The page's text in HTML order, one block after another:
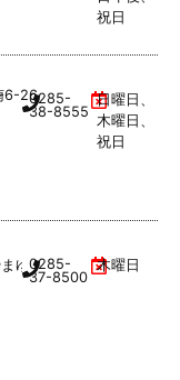
祝日
6-260285-
38-8555
日曜日、
木曜日、
祝日
ゆうえんハーヴェストウ
0285-
37-8500
木曜日